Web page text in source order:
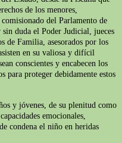
de los menores,
del Parlamento de
duda el Poder Judicial, jueces
de Familia, asesorados por los
en su valiosa y difícil
conscientes y encabecen los
para proteger debidamente estos
y jóvenes, de su plenitud como
emocionales,
condena el niño en heridas